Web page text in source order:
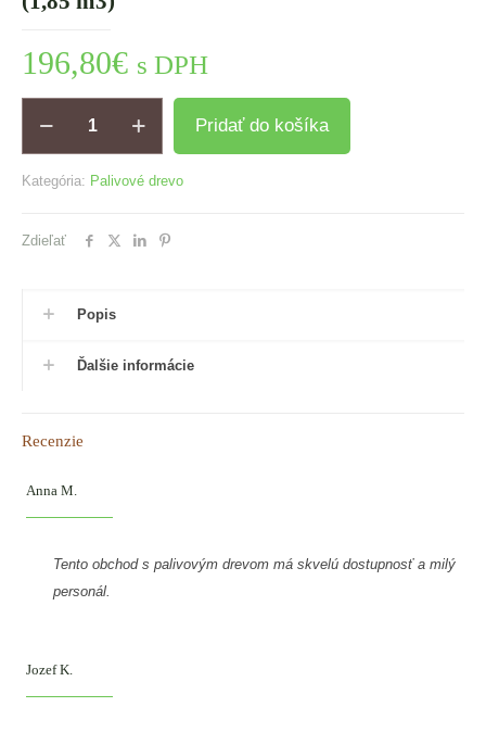
196,80€ s DPH
Palivové
v
ukladané
Pridať do košíka
Kategória: Palivové drevo
Zdieľať
Popis
Ďalšie informácie
Recenzie
Anna M.
Tento obchod s palivovým drevom má skvelú dostupnosť a milý
personál.
Jozef K.